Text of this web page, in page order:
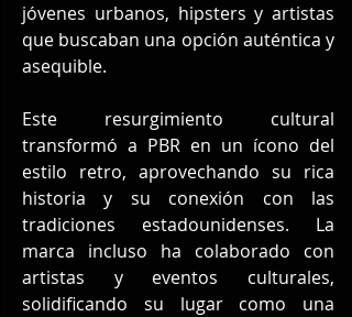
jóvenes urbanos, hipsters y artistas
que buscaban una opción auténtica y
asequible.
Este resurgimiento cultural
transformó a PBR en un ícono del
estilo retro, aprovechando su rica
historia y su conexión con las
tradiciones estadounidenses. La
marca incluso ha colaborado con
artistas y eventos culturales,
solidificando su lugar como una